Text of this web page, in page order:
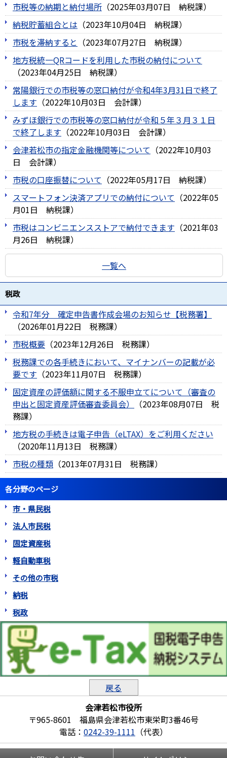
市税等の納期と納付場所 （2025年03月07日 納税課）
納税貯蓄組合とは （2023年10月04日 納税課）
市税を滞納すると （2023年07月27日 納税課）
地方税統一QRコードを利用した市税の納付について
（2023年04月25日 納税課）
常陽銀行での市税等の窓口納付が令和4年3月31日で終了
します （2022年10月03日 会計課）
みずほ銀行での市税等の窓口納付が令和５年３月３１日
で終了します （2022年10月03日 会計課）
会津若松市の指定金融機関等について （2022年10月03
日
会計課）
市税の口座振替について （2022年05月17日 納税課）
スマートフォン決済アプリでの納付について （2022年05
月01日
納税課）
市税はコンビニエンスストアで納付できます （2021年03
月26日
納税課）
一覧へ
税政
令和7年分 確定申告書作成会場のお知らせ【税務署】
（2026年01月22日 税務課）
市税概要 （2023年12月26日 税務課）
税務課での各手続きにおいて、マイナンバーの記載が必
要です （2023年11月07日 税務課）
固定資産の評価額に関する不服申立てについて（審査の
申出と固定資産評価審査委員会）
（2023年08月07日
税
務課）
地方税の手続きは電子申告（eLTAX）をご利用ください
（2020年11月13日 税務課）
市税の種類 （2013年07月31日 税務課）
各分野のページ
市・県民税
法人市民税
固定資産税
軽自動車税
その他の市税
納税
税政
戻る
会津若松市役所
〒965-8601 福島県会津若松市東栄町3番46号
電話： 0242-39-1111 （代表）